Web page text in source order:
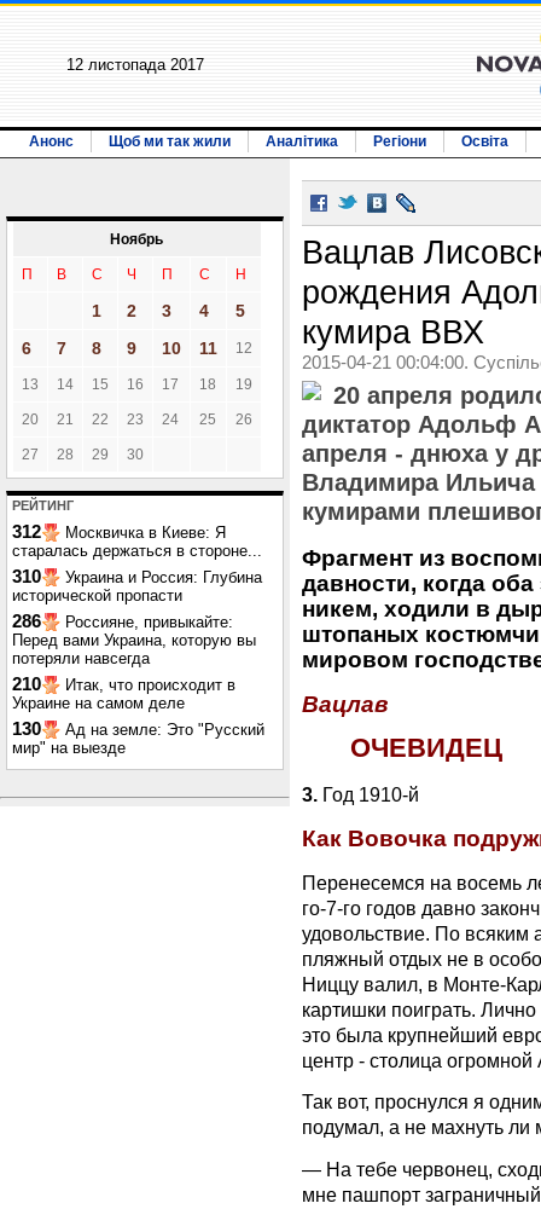
12 листопада 2017
Анонс Щоб ми так жили Аналітика Регіони Освіта
Ноябрь
П В С Ч П С Н
1 2 3 4
5
6
7 8 9 10 11 12
13 14 15 16 17 18 19
20 21 22 23 24 25 26
27 28 29 30
РЕЙТИНГ
312
Москвичка в Киеве: Я
старалась держаться в стороне...
310
Украина и Россия: Глубина
исторической пропасти
286
Россияне, привыкайте:
Перед вами Украина, которую вы
потеряли навсегда
210
Итак, что происходит в
Украине на самом деле
130
Ад на земле: Это "Русский
мир" на выезде
Вацлав
рождения
кумира ВВХ
2015-04-21 00:04:00.
20 апреля
диктатор Адольф
апреля - днюха у
Владимира Ильича
кумирами
Фрагмент из
давности, когда
никем, ходили в
штопаных
мировом
Вацлав
ОЧЕВИДЕЦ
3. Год 1910-й
Как Вовочка
Перенесемся на восемь
го-7-го годов давно
удовольствие. По всяким
пляжный отдых не в
Ниццу валил, в Монте-
картишки поиграть.
это была крупнейший
центр - столица
Так вот, проснулся я
подумал, а не махнуть ли
— На тебе червонец,
мне пашпорт